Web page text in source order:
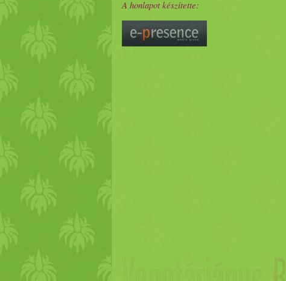
A honlapot készítette: